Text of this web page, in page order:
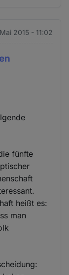
2015 - 11:02
fünfte
heißt es:
man